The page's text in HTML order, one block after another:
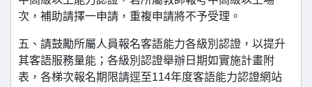
次，補助請擇一申請，重複申請將不予受理。
五、請鼓勵所屬人員報名客語能力各級別認證，以提升
其客語服務量能；各級別認證舉辦日期如實施計畫附
表，各梯次報名期限請逕至114年度客語能力認證網站